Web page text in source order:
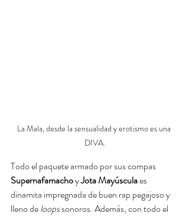
La Mala, desde la sensualidad y erotismo es una
DIVA.
Todo el paquete armado por sus compas
Supernafamacho y Jota Mayúscula es
dinamita impregnada de buen rap pegajoso y
lleno de loops sonoros. Además, con todo el